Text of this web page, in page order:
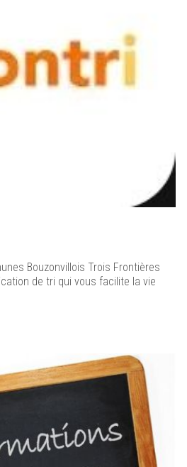
Bouzonvillois Trois Frontières
de tri qui vous facilite la vie